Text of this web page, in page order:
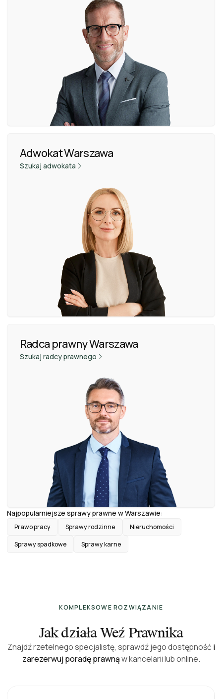
Adwokat Warszawa
Szukaj adwokata
Radca prawny Warszawa
Szukaj radcy prawnego
Najpopularniejsze sprawy prawne w Warszawie:
Prawo pracy Sprawy rodzinne Nieruchomości
Sprawy spadkowe Sprawy karne
KOMPLEKSOWE ROZWIĄZANIE
Jak działa Weź Prawnika
Znajdź rzetelnego specjalistę, sprawdź jego dostępność i
zarezerwuj poradę prawnąw kancelarii lub online.